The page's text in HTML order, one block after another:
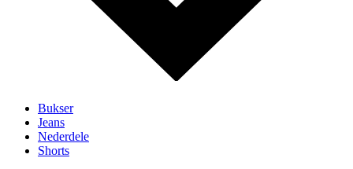
Bukser
Jeans
Nederdele
Shorts